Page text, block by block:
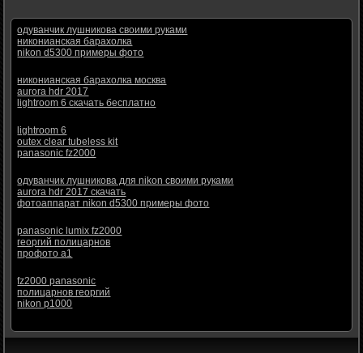
одуванчик лушникова своими руками
никонианская барахолка
nikon d5300 примеры фото
никонианская барахолка москва
aurora hdr 2017
lightroom 6 скачать бесплатно
lightroom 6
outex clear tubeless kit
panasonic fz2000
одуванчик лушникова для nikon своими руками
aurora hdr 2017 скачать
фотоаппарат nikon d5300 примеры фото
panasonic lumix fz2000
георгий полицарнов
профото а1
fz2000 panasonic
полицарнов георгий
nikon p1000